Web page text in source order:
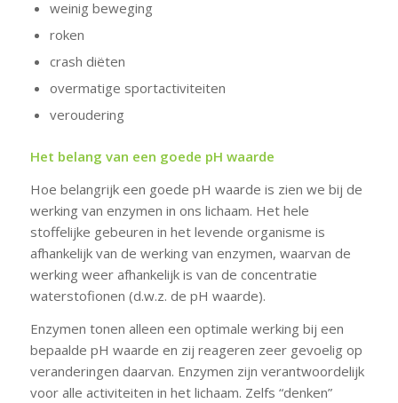
weinig beweging
roken
crash diëten
overmatige sportactiviteiten
veroudering
Het belang van een goede pH waarde
Hoe belangrijk een goede pH waarde is zien we bij de
werking van enzymen in ons lichaam. Het hele
stoffelijke gebeuren in het levende organisme is
afhankelijk van de werking van enzymen, waarvan de
werking weer afhankelijk is van de concentratie
waterstofionen (d.w.z. de pH waarde).
Enzymen tonen alleen een optimale werking bij een
bepaalde pH waarde en zij reageren zeer gevoelig op
veranderingen daarvan. Enzymen zijn verantwoordelijk
voor alle activiteiten in het lichaam. Zelfs “denken”